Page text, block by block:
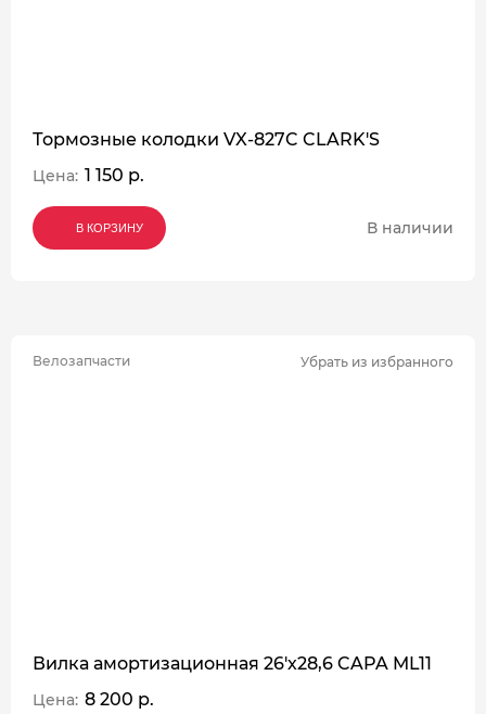
Тормозные колодки VX-827C CLARK'S
Цена: 1 150 р.
В КОРЗИНУ
В КОРЗИНУ
В КОРЗИНУ В наличии
Велозапчасти Убрать из избранного
Вилка амортизационная 26'х28,6 CAPA ML11
Цена: 8 200 р.